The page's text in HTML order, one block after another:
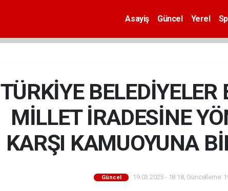
Asayiş Güncel Yerel
TÜRKİYE
MİLLET İRADESİNE
KARŞI KAMUOYUNA
Güncel 19.03.2025 - 18:18, Güncelleme: